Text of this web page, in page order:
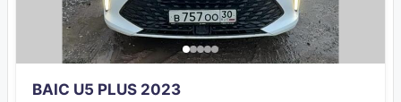
BAIC U5 PLUS 2023